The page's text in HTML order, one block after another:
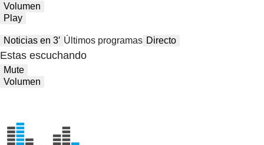
Volumen
Play
Noticias en 3′ Últimos programas Directo
Estas escuchando
Mute
Volumen